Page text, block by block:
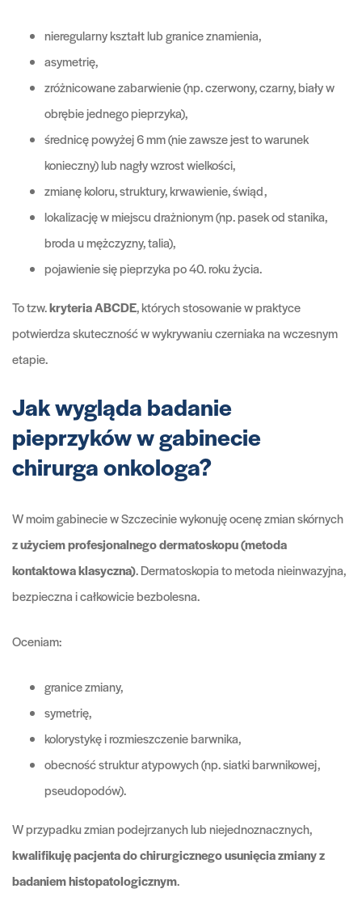
nieregularny kształt lub granice znamienia,
asymetrię,
zróżnicowane zabarwienie (np. czerwony, czarny, biały w
obrębie jednego pieprzyka),
średnicę powyżej 6 mm (nie zawsze jest to warunek
konieczny) lub nagły wzrost wielkości,
zmianę koloru, struktury, krwawienie, świąd,
lokalizację w miejscu drażnionym (np. pasek od stanika,
broda u mężczyzny, talia),
pojawienie się pieprzyka po 40. roku życia.
To tzw.kryteria ABCDE, których stosowanie w praktyce
potwierdza skuteczność w wykrywaniu czerniaka na wczesnym
etapie.
Jak wygląda badanie
pieprzyków w gabinecie
chirurga onkologa?
W moim gabinecie w Szczecinie wykonuję ocenę zmian skórnych
z użyciem profesjonalnego dermatoskopu (metoda
kontaktowa klasyczna). Dermatoskopia to metoda nieinwazyjna,
bezpieczna i całkowicie bezbolesna.
Oceniam:
granice zmiany,
symetrię,
kolorystykę i rozmieszczenie barwnika,
obecność struktur atypowych (np. siatki barwnikowej,
pseudopodów).
W przypadku zmian podejrzanych lub niejednoznacznych,
kwalifikuję pacjenta do chirurgicznego usunięcia zmiany z
badaniem histopatologicznym.